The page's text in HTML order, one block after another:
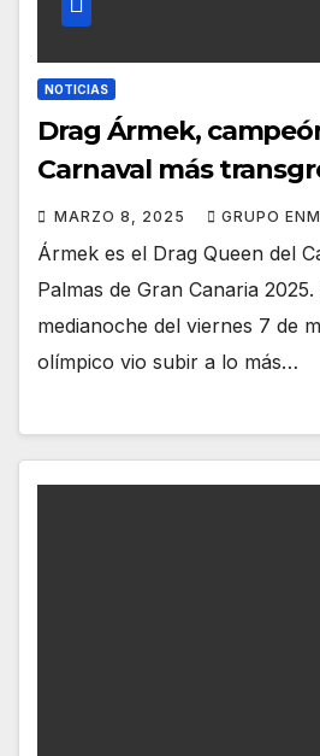
NOTICIAS
Drag Ármek,
Carnaval más
MARZO 8, 2025 GRUPO
Ármek es el Drag Queen del
Palmas de Gran Canaria
medianoche del viernes 7 de
olímpico vio subir a lo más…